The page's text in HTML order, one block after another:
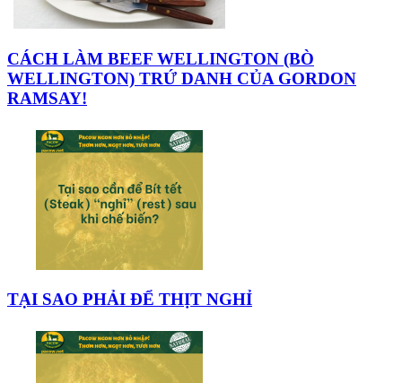
CÁCH LÀM BEEF WELLINGTON (BÒ
WELLINGTON) TRỨ DANH CỦA GORDON
RAMSAY!
TẠI SAO PHẢI ĐỂ THỊT NGHỈ